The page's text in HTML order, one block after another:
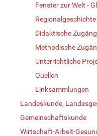
Fenster zur Welt -
Regionalgeschichte
Didaktische
Methodische
Unterrichtliche
Quellen
Linksammlungen
Landeskunde,
Gemeinschaftskunde
Wirtschaft-Arbeit-